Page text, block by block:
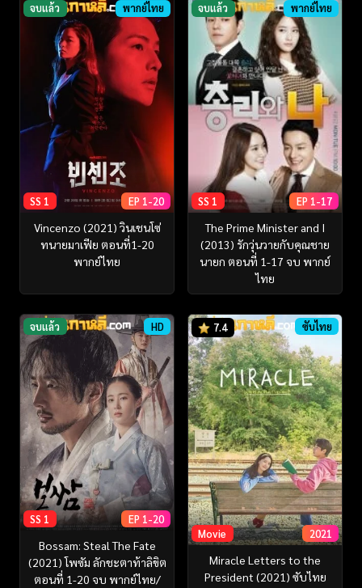
จบแล้ว พากย์ไทย
SS 1 EP 1-20
Vincenzo (2021) วินเชนโซ่
ทนายมาเฟีย ตอนที่1-20
พากย์ไทย
จบแล้ว พากย์ไทย
SS 1 EP 1-17
The Prime Minister and I
(2013) รักวุ่นวายกับคุณชาย
นายก ตอนที่ 1-17 จบ พากย์
ไทย
จบแล้ว HD
SS 1 EP 1-20
Bossam: Steal The Fate
(2021) โพซัม ลักชะตาท้าลิขิต
ตอนที่ 1-20 จบ พากย์ไทย/
7.4 ซับไทย
Movie 2021
Miracle Letters to the
President (2021) ซับไทย